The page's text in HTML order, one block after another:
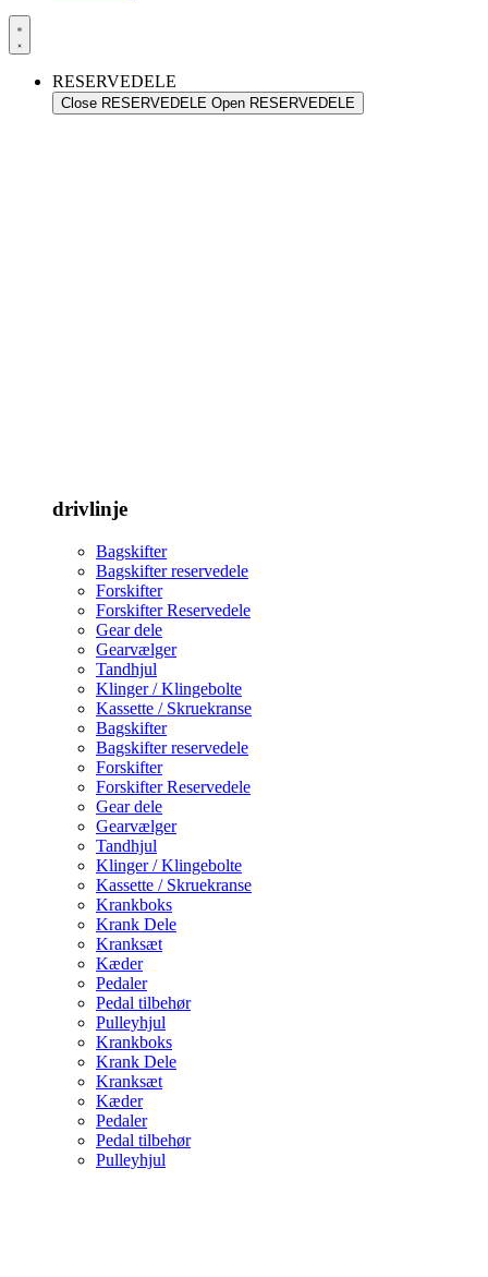
RESERVEDELE
Close RESERVEDELE Open RESERVEDELE
drivlinje
Bagskifter
Bagskifter reservedele
Forskifter
Forskifter Reservedele
Gear dele
Gearvælger
Tandhjul
Klinger / Klingebolte
Kassette / Skruekranse
Bagskifter
Bagskifter reservedele
Forskifter
Forskifter Reservedele
Gear dele
Gearvælger
Tandhjul
Klinger / Klingebolte
Kassette / Skruekranse
Krankboks
Krank Dele
Kranksæt
Kæder
Pedaler
Pedal tilbehør
Pulleyhjul
Krankboks
Krank Dele
Kranksæt
Kæder
Pedaler
Pedal tilbehør
Pulleyhjul